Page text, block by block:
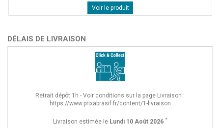
Voir le produit
DÉLAIS DE LIVRAISON
Retrait dépôt 1h - Voir conditions sur la page Livraison :
https://www.prixabrasif.fr/content/1-livraison
Livraison estimée le Lundi 10 Août 2026 *